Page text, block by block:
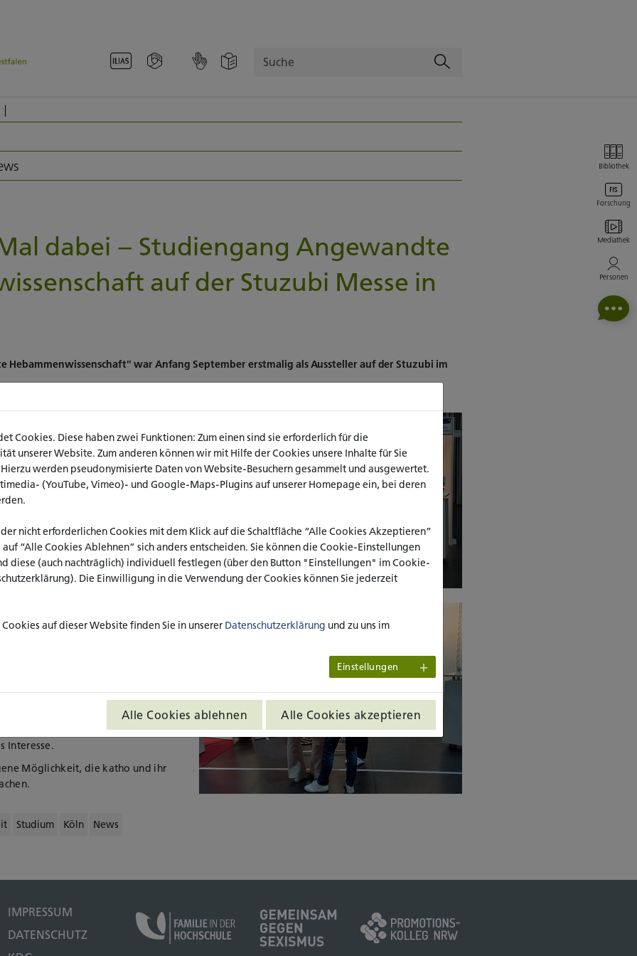
Suche
dabei – Studiengang Angewandte
auf der Stuzubi Messe in
Hebammenwissenschaft" war Anfang September erstmalig als Aussteller auf der Stuzubi im
Köln die Studien- und
Fast 100 Aussteller_innen hatten
und
des Tages informierten sich
und
und Umgebung. In einer
sich für die Besucher_innen
Karrieren. Auch der Stand des
Midwifery‘
konnte das Interesse auf
Möglichkeiten zum persönlichen
(Studiengangsleitung)
Mitarbeiterin im
Fragen zum
Studium an der katho vor. Im
der Stuzubi nutze Prof.in Dr.
die Interessierten über den
und die katho
hatte mit neun weiteren
in drei Minuten den eigenen
Informationen stießen bei
Interesse.
Möglichkeit, die katho und ihr
Studium Köln News
Bibliothek
Forschung
Mediathek
Personen
IMPRESSUM
DATENSCHUTZ
Cookies. Diese haben zwei Funktionen: Zum einen sind sie erforderlich für die
unserer Website. Zum anderen können wir mit Hilfe der Cookies unsere Inhalte für Sie
werden pseudonymisierte Daten von Website-Besuchern gesammelt und ausgewertet.
(YouTube, Vimeo)- und Google-Maps-Plugins auf unserer Homepage ein, bei deren
nicht erforderlichen Cookies mit dem Klick auf die Schaltfläche “Alle Cookies Akzeptieren”
“Alle Cookies Ablehnen” sich anders entscheiden. Sie können die Cookie-Einstellungen
diese (auch nachträglich) individuell festlegen (über den Button "Einstellungen" im Cookie-
Die Einwilligung in die Verwendung der Cookies können Sie jederzeit
auf dieser Website finden Sie in unserer Datenschutzerklärung und zu uns im
Einstellungen
Alle Cookies ablehnen Alle Cookies akzeptieren